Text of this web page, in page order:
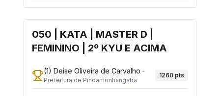
050 | KATA | MASTER D |
FEMININO | 2º KYU E ACIMA
(1) Deise Oliveira de Carvalho -
Prefeitura de Pindamonhangaba
1260 pts